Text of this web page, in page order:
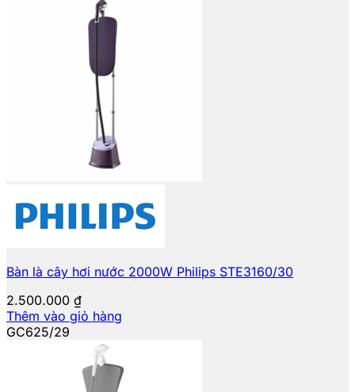
Bàn là cây hơi nước 2000W Philips STE3160/30
2.500.000 ₫
Thêm vào giỏ hàng
GC625/29